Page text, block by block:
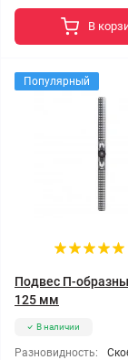
В
Популярный
Подвес П-
125 мм
В наличии
Разновидность: